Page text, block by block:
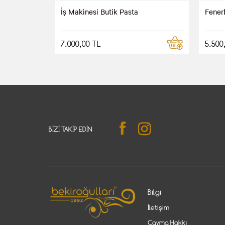
İş Makinesi Butik Pasta
7.000,00 TL
BIZI TAKIP EDIN
Bilgi
İletişim
Cayma Hakkı